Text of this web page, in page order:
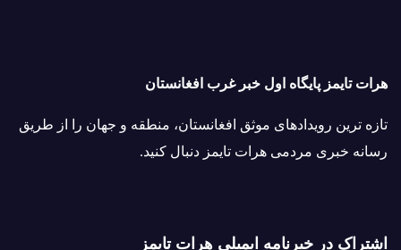
هرات تایمز پایگاه اول خبر غرب افغانستان
تازه ترین رویدادهای موثق افغانستان، منطقه و جهان را از طریق
رسانه خبری مردمی هرات تایمز دنبال کنید.
اشتراک در خبرنامه ایمیلی هرات تایمز